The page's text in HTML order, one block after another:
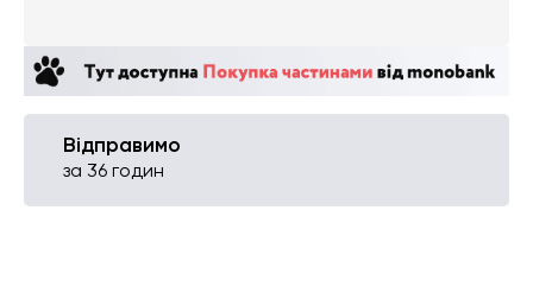
Відправимо
за 36 годин